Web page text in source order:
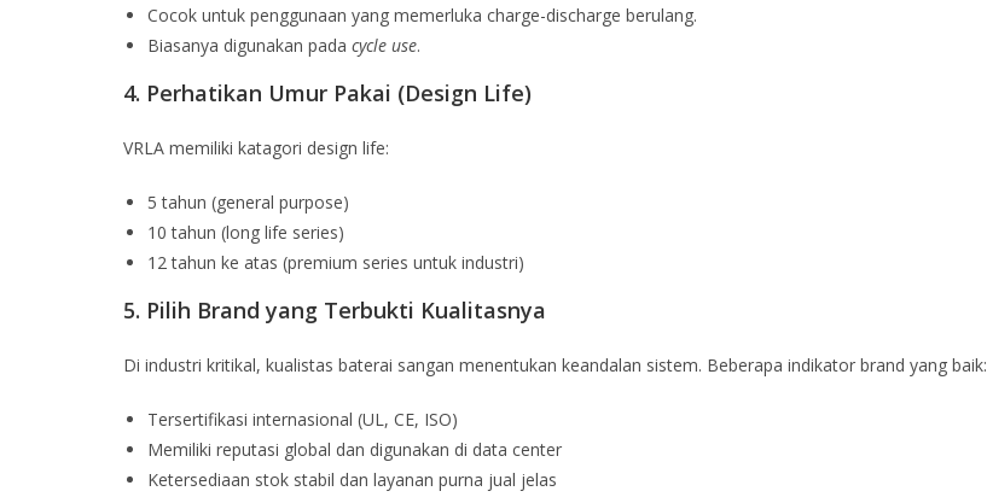
Cocok untuk penggunaan yang memerluka charge-discharge berulang.
Biasanya digunakan pada cycle use.
4. Perhatikan Umur Pakai (Design Life)
VRLA memiliki katagori design life:
5 tahun (general purpose)
10 tahun (long life series)
12 tahun ke atas (premium series untuk industri)
5. Pilih Brand yang Terbukti Kualitasnya
Di industri kritikal, kualistas baterai sangan menentukan keandalan sistem. Beberapa indikator brand yang baik:
Tersertifikasi internasional (UL, CE, ISO)
Memiliki reputasi global dan digunakan di data center
Ketersediaan stok stabil dan layanan purna jual jelas